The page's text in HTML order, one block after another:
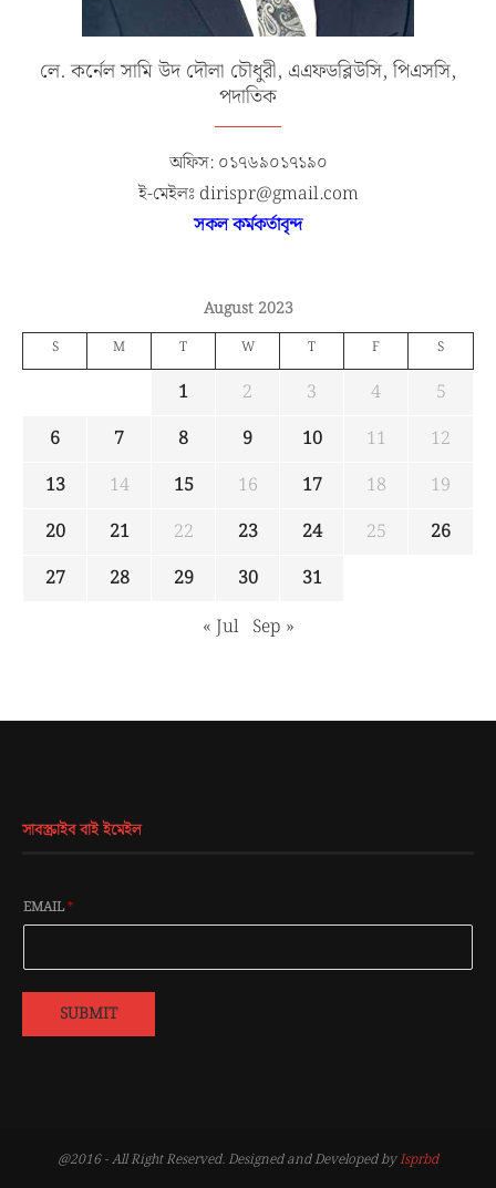
লে. কর্নেল সামি উদ দৌলা চৌধুরী, এএফডব্লিউসি, পিএসসি,
পদাতিক
অফিস: ০১৭৬৯০১৭১৯০
ই-মেইলঃ dirispr@gmail.com
সকল কর্মকর্তাবৃন্দ
August 2023
S M T W T F S
1 2 3 4
5
6
7 8 9 10 11
12
13
14 15 16 17 18
19
20
21 22 23 24 25
26
27
28 29 30
31
« Jul Sep »
সাবস্ক্রাইব বাই ইমেইল
EMAIL*
SUBMIT
@2016 - All Right Reserved. Designed and Developed byIsprbd